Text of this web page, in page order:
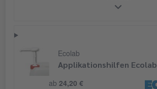
Ecolab
Applikationshilfen Ecolab
ab 24,20 €